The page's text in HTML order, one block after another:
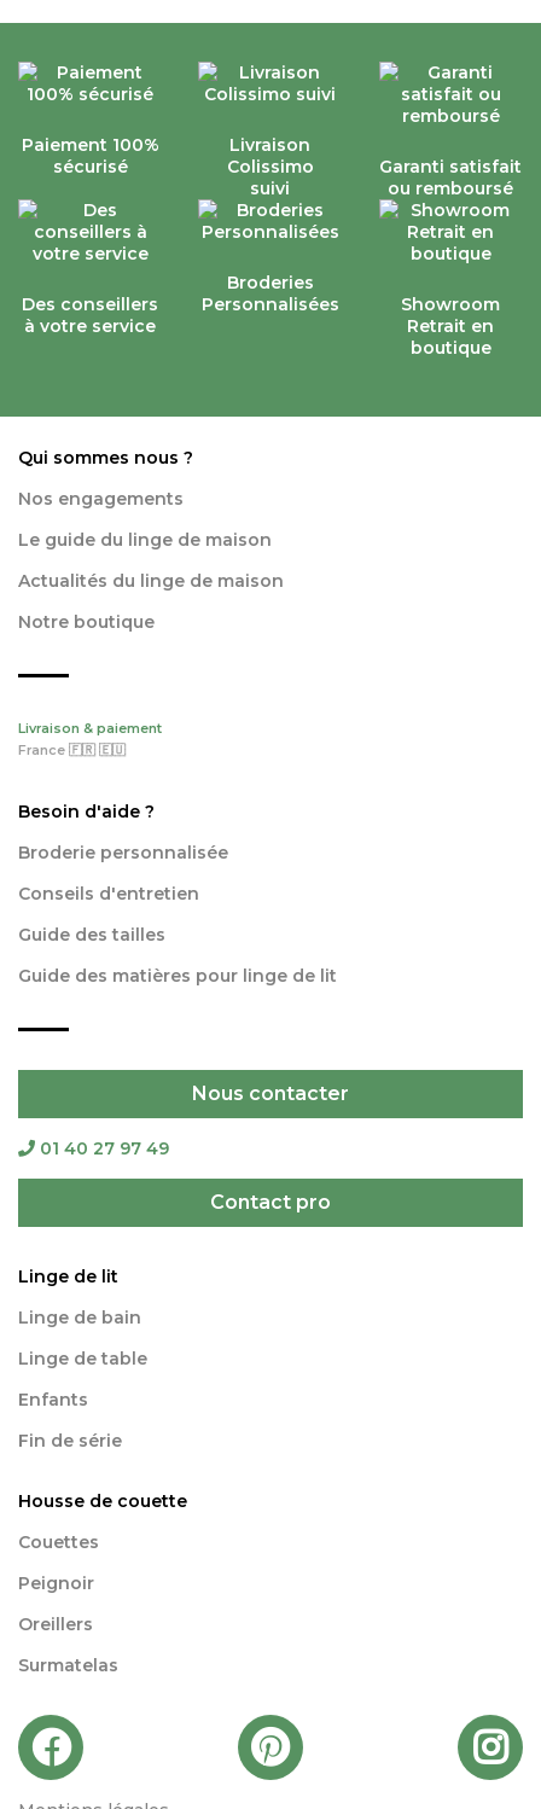
Paiement 100%
sécurisé
Livraison
Colissimo
suivi
Garanti satisfait
ou remboursé
Des conseillers
à votre service
Broderies
Personnalisées
Showroom
Retrait en
boutique
Qui sommes nous ?
Nos engagements
Le guide du linge de maison
Actualités du linge de maison
Notre boutique
Livraison & paiement
France 🇫🇷 🇪🇺
Besoin d'aide ?
Broderie personnalisée
Conseils d'entretien
Guide des tailles
Guide des matières pour linge de lit
Nous contacter
01 40 27 97 49
Contact pro
Linge de lit
Linge de bain
Linge de table
Enfants
Fin de série
Housse de couette
Couettes
Peignoir
Oreillers
Surmatelas